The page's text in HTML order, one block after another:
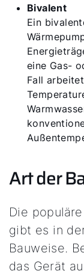
Bivalent
Ein
eine Gas-
Fall
Art der
Die
gibt es in
Bauweise.
das Gerät